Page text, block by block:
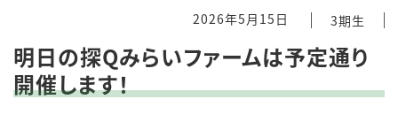
2026年5月15日 3期生
明日の探Qみらいファームは予定通り
開催します！